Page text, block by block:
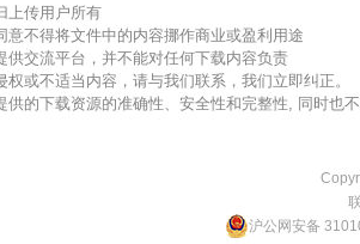
上传用户所有
意不得将文件中的内容挪作商业或盈利用途
供交流平台，并不能对任何下载内容负责
或不适当内容，请与我们联系，我们立即纠正。
供的下载资源的准确性、安全性和完整性, 同时也
沪公网安备